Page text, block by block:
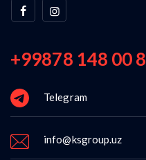
+99878 148 00
Telegram
info@ksgroup.uz